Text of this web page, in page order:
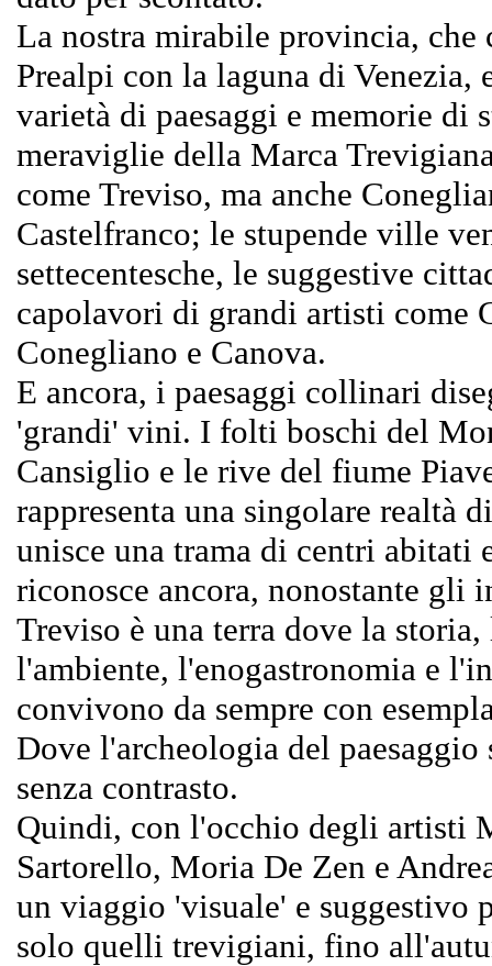
La nostra mirabile provincia, che
Prealpi con la laguna di Venezia,
varietà di paesaggi e memorie di
meraviglie della Marca
come Treviso, ma anche
Castelfranco; le stupende ville
settecentesche, le suggestive
capolavori di grandi artisti come
Conegliano e Canova.
E ancora, i paesaggi collinari
'grandi' vini. I folti boschi del
Cansiglio e le rive del fiume
rappresenta una singolare realtà
unisce una trama di centri abitati
riconosce ancora, nonostante gli
Treviso è una terra dove la
l'ambiente, l'enogastronomia e
convivono da sempre con
Dove l'archeologia del paesaggio
senza contrasto.
Quindi, con l'occhio degli artisti
Sartorello, Moria De Zen e
un viaggio 'visuale' e suggestivo
solo quelli trevigiani, fino